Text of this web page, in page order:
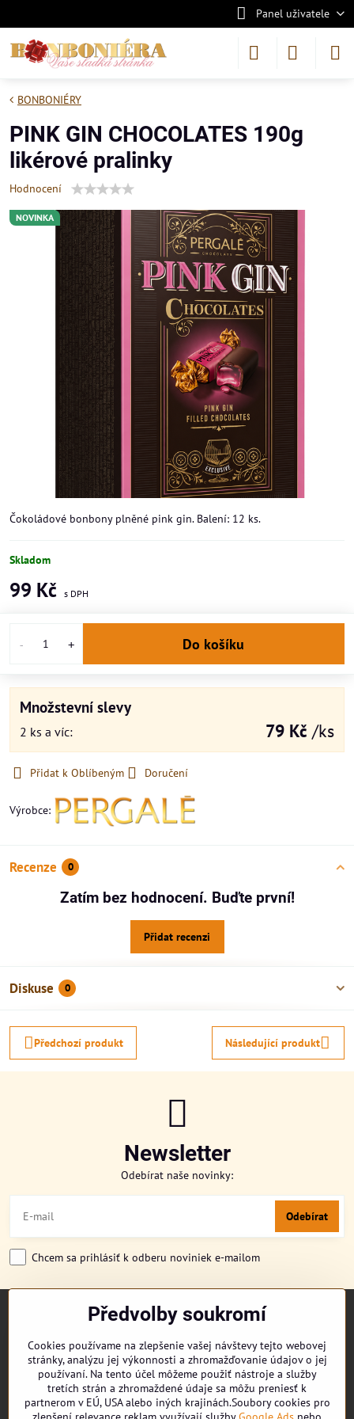
Panel uživatele
NOVINKA
BONBONIÉRY
PINK GIN CHOCOLATES 190g
likérové pralinky
Hodnocení
Čokoládové bonbony plněné pink gin. Balení: 12 ks.
Skladom
99 Kč
Do košíku
Množstevní slevy
2 ks a víc: 79 Kč /ks
Přidat k Oblíbeným Doručení
Výrobce:
Recenze 0
Zatím bez hodnocení. Buďte první!
Přidat recenzi
Diskuse 0
Předchozí produkt Následující produkt
Newsletter
Odebírat naše novinky:
Odebírat
Chcem sa prihlásiť k odberu noviniek e-mailom
CUKRONOVINKY
DORUČENÍ OBJEDNÁVKY
REKLAMAČNÍ ŘÁD
OBCHODNÍ PODMÍNKY
Předvolby soukromí
Cookies používame na zlepšenie vašej návštevy tejto webovej
stránky, analýzu jej výkonnosti a zhromažďovanie údajov o jej
používaní. Na tento účel môžeme použiť nástroje a služby
tretích strán a zhromaždené údaje sa môžu preniesť k
partnerom v EÚ, USA alebo iných krajinách.Soubory cookies pro